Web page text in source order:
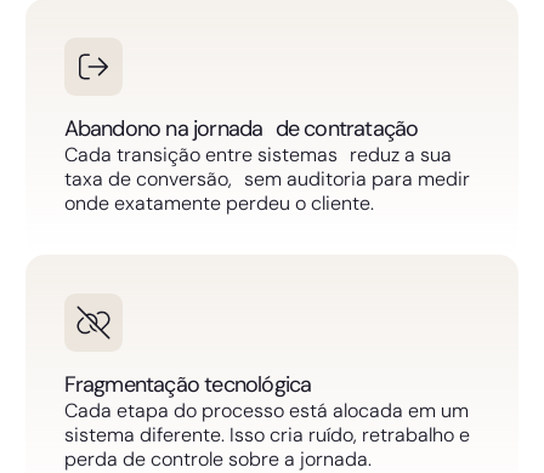
Abandono na jornada de contratação
Cada transição entre sistemas reduz a sua
taxa de conversão, sem auditoria para medir
onde exatamente perdeu o cliente.
Fragmentação tecnológica
Cada etapa do processo está alocada em um
sistema diferente. Isso cria ruído, retrabalho e
perda de controle sobre a jornada.